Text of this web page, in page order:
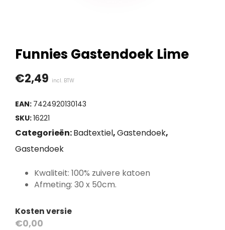
Funnies Gastendoek Lime
€2,49 incl. BTW
EAN: 7424920130143
SKU:16221
Categorieën:Badtextiel,Gastendoek,
Gastendoek
Kwaliteit: 100% zuivere katoen
Afmeting: 30 x 50cm.
Kosten versie
€0,00